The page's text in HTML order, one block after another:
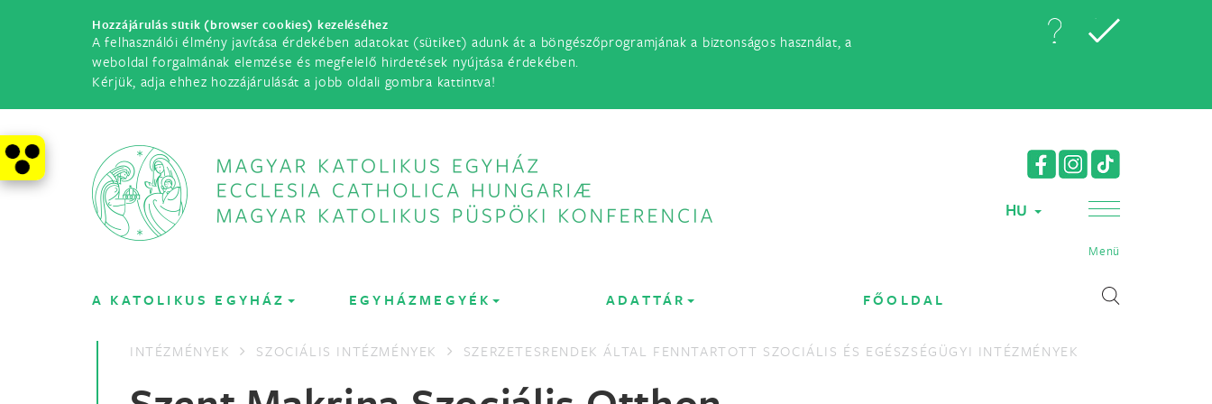
Hozzájárulás sütik (browser cookies) kezeléséhez
A felhasználói élmény javítása érdekében adatokat (sütiket) adunk át a böngészőprogramjának a biztonságos használat, a
weboldal forgalmának elemzése és megfelelő hirdetések nyújtása érdekében.
Kérjük, adja ehhez hozzájárulását a jobb oldali gombra kattintva!
HU
Menü
A KATOLIKUS EGYHÁZ EGYHÁZMEGYÉK ADATTÁR FŐOLDAL
INTÉZMÉNYEK SZOCIÁLIS INTÉZMÉNYEK SZERZETESRENDEK ÁLTAL FENNTARTOTT SZOCIÁLIS ÉS EGÉSZSÉGÜGYI INTÉZMÉNYEK